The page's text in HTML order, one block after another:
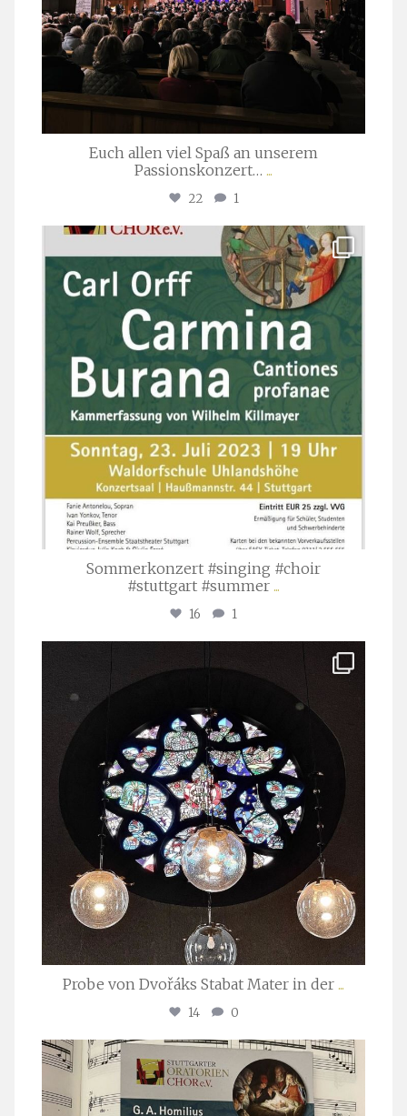
Euch allen viel Spaß an unserem
Passionskonzert… ...
22 1
stuttgarter_oratorienchor
Juli 22
Sommerkonzert #singing #choir
#stuttgart #summer ...
16 1
Apr. 1
Probe von Dvořáks Stabat Mater in der ...
14 0
stuttgarter_oratorienchor
Nov. 29